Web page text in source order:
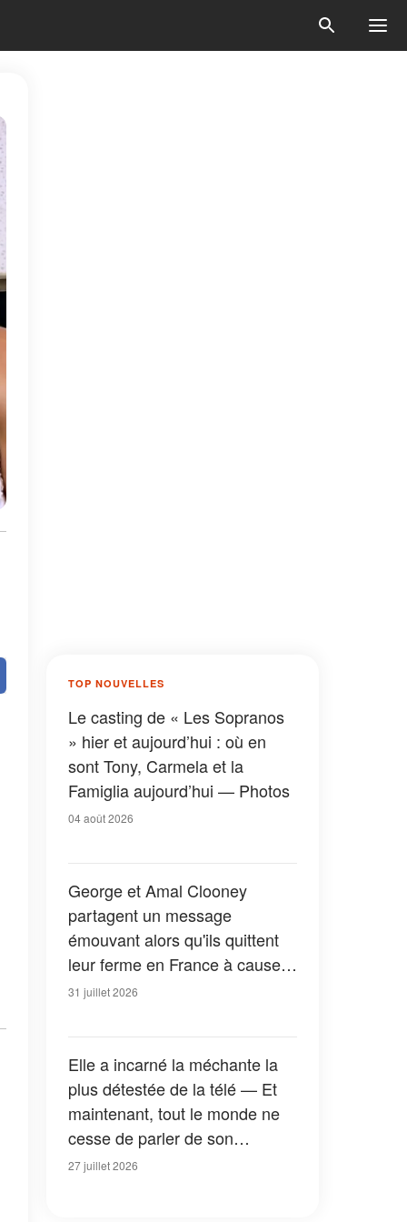
TOP NOUVELLES
Le casting de « Les Sopranos
» hier et aujourd’hui : où en
sont Tony, Carmela et la
Famiglia aujourd’hui — Photos
04 août 2026
George et Amal Clooney
partagent un message
émouvant alors qu'ils quittent
leur ferme en France à cause
des feux de forêt — Tous les
31 juillet 2026
Elle a incarné la méchante la
plus détestée de la télé — Et
maintenant, tout le monde ne
cesse de parler de son
apparition dans la nouvelle
27 juillet 2026